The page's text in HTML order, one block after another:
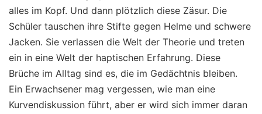
alles im Kopf. Und dann plötzlich diese Zäsur. Die
Schüler tauschen ihre Stifte gegen Helme und schwere
Jacken. Sie verlassen die Welt der Theorie und treten
ein in eine Welt der haptischen Erfahrung. Diese
Brüche im Alltag sind es, die im Gedächtnis bleiben.
Ein Erwachsener mag vergessen, wie man eine
Kurvendiskussion führt, aber er wird sich immer daran